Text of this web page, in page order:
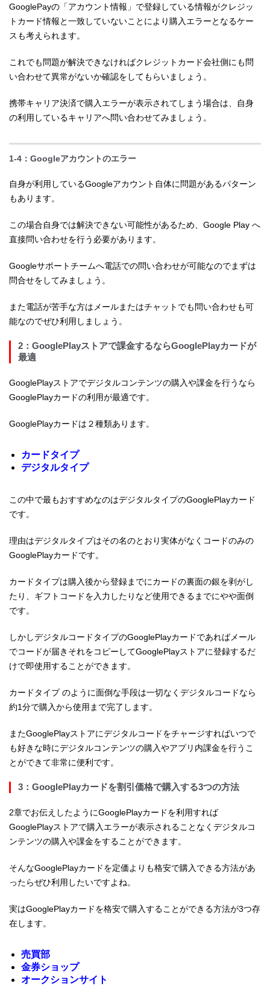
GooglePayの「アカウント情報」で登録している情報がクレジッ
トカード情報と一致していないことにより購入エラーとなるケー
スも考えられます。
これでも問題が解決できなければクレジットカード会社側にも問
い合わせて異常がないか確認をしてもらいましょう。
携帯キャリア決済で購入エラーが表示されてしまう場合は、自身
の利用しているキャリアへ問い合わせてみましょう。
1-4：Googleアカウントのエラー
自身が利用しているGoogleアカウント自体に問題があるパターン
もあります。
この場合自身では解決できない可能性があるため、Google Play へ
直接問い合わせを行う必要があります。
Googleサポートチームへ電話での問い合わせが可能なのでまずは
問合せをしてみましょう。
また電話が苦手な方はメールまたはチャットでも問い合わせも可
能なのでぜひ利用しましょう。
2：GooglePlayストアで課金するならGooglePlayカードが
最適
GooglePlayストアでデジタルコンテンツの購入や課金を行うなら
GooglePlayカードの利用が最適です。
GooglePlayカードは２種類あります。
カードタイプ
デジタルタイプ
この中で最もおすすめなのはデジタルタイプのGooglePlayカード
です。
理由はデジタルタイプはその名のとおり実体がなくコードのみの
GooglePlayカードです。
カードタイプは購入後から登録までにカードの裏面の銀を剥がし
たり、ギフトコードを入力したりなど使用できるまでにやや面倒
です。
しかしデジタルコードタイプのGooglePlayカードであればメール
でコードが届きそれをコピーしてGooglePlayストアに登録するだ
けで即使用することができます。
カードタイプ のように面倒な手段は一切なくデジタルコードなら
約1分で購入から使用まで完了します。
またGooglePlayストアにデジタルコードをチャージすればいつで
も好きな時にデジタルコンテンツの購入やアプリ内課金を行うこ
とができて非常に便利です。
3：GooglePlayカードを割引価格で購入する3つの方法
2章でお伝えしたようにGooglePlayカードを利用すれば
GooglePlayストアで購入エラーが表示されることなくデジタルコ
ンテンツの購入や課金をすることができます。
そんなGooglePlayカードを定価よりも格安で購入できる方法があ
ったらぜひ利用したいですよね。
実はGooglePlayカードを格安で購入することができる方法が3つ存
在します。
売買部
金券ショップ
オークションサイト